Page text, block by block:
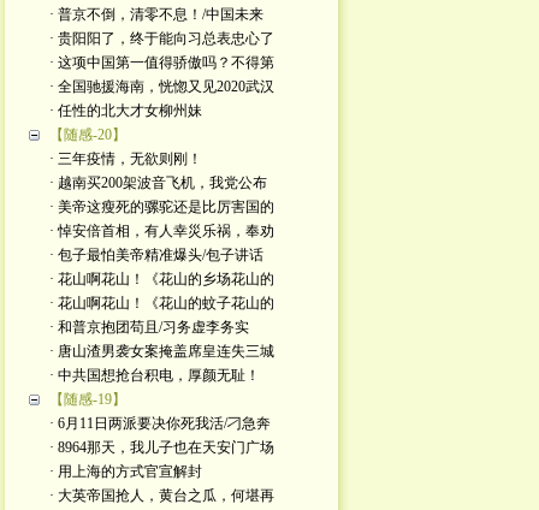
· 普京不倒，清零不息！/中国未来
· 贵阳阳了，终于能向习总表忠心了
· 这项中国第一值得骄傲吗？不得第
· 全国驰援海南，恍惚又见2020武汉
· 任性的北大才女柳州妹
【随感-20】
· 三年疫情，无欲则刚！
· 越南买200架波音飞机，我党公布
· 美帝这瘦死的骡驼还是比厉害国的
· 悼安倍首相，有人幸災乐祸，奉劝
· 包子最怕美帝精准爆头/包子讲话
· 花山啊花山！《花山的乡场花山的
· 花山啊花山！《花山的蚊子花山的
· 和普京抱团苟且/习务虚李务实
· 唐山渣男袭女案掩盖席皇连失三城
· 中共国想抢台积电，厚颜无耻！
【随感-19】
· 6月11日两派要决你死我活/刁急奔
· 8964那天，我儿子也在天安门广场
· 用上海的方式官宣解封
· 大英帝国抢人，黄台之瓜，何堪再